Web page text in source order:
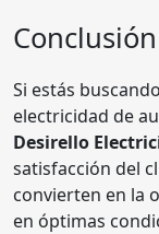
Conclusión
Si estás
electricidad de
Desirello
satisfacción del
convierten en la
en óptimas